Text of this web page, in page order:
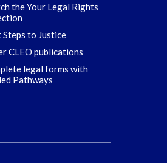
the Your Legal Rights
Steps to Justice
CLEO publications
legal forms with
Pathways